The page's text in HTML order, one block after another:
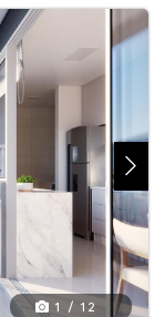
1 / 12